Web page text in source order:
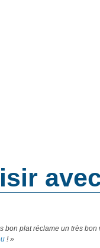
bon plat réclame un très
! »